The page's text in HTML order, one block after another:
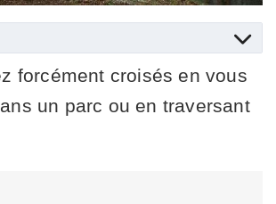
forcément croisés en vous
un parc ou en traversant